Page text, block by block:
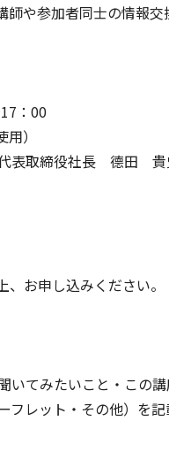
や参加者同士の情報交
：00
）
表取締役社長 德田 貴
お申し込みください。
いてみたいこと・この
フレット・その他）を